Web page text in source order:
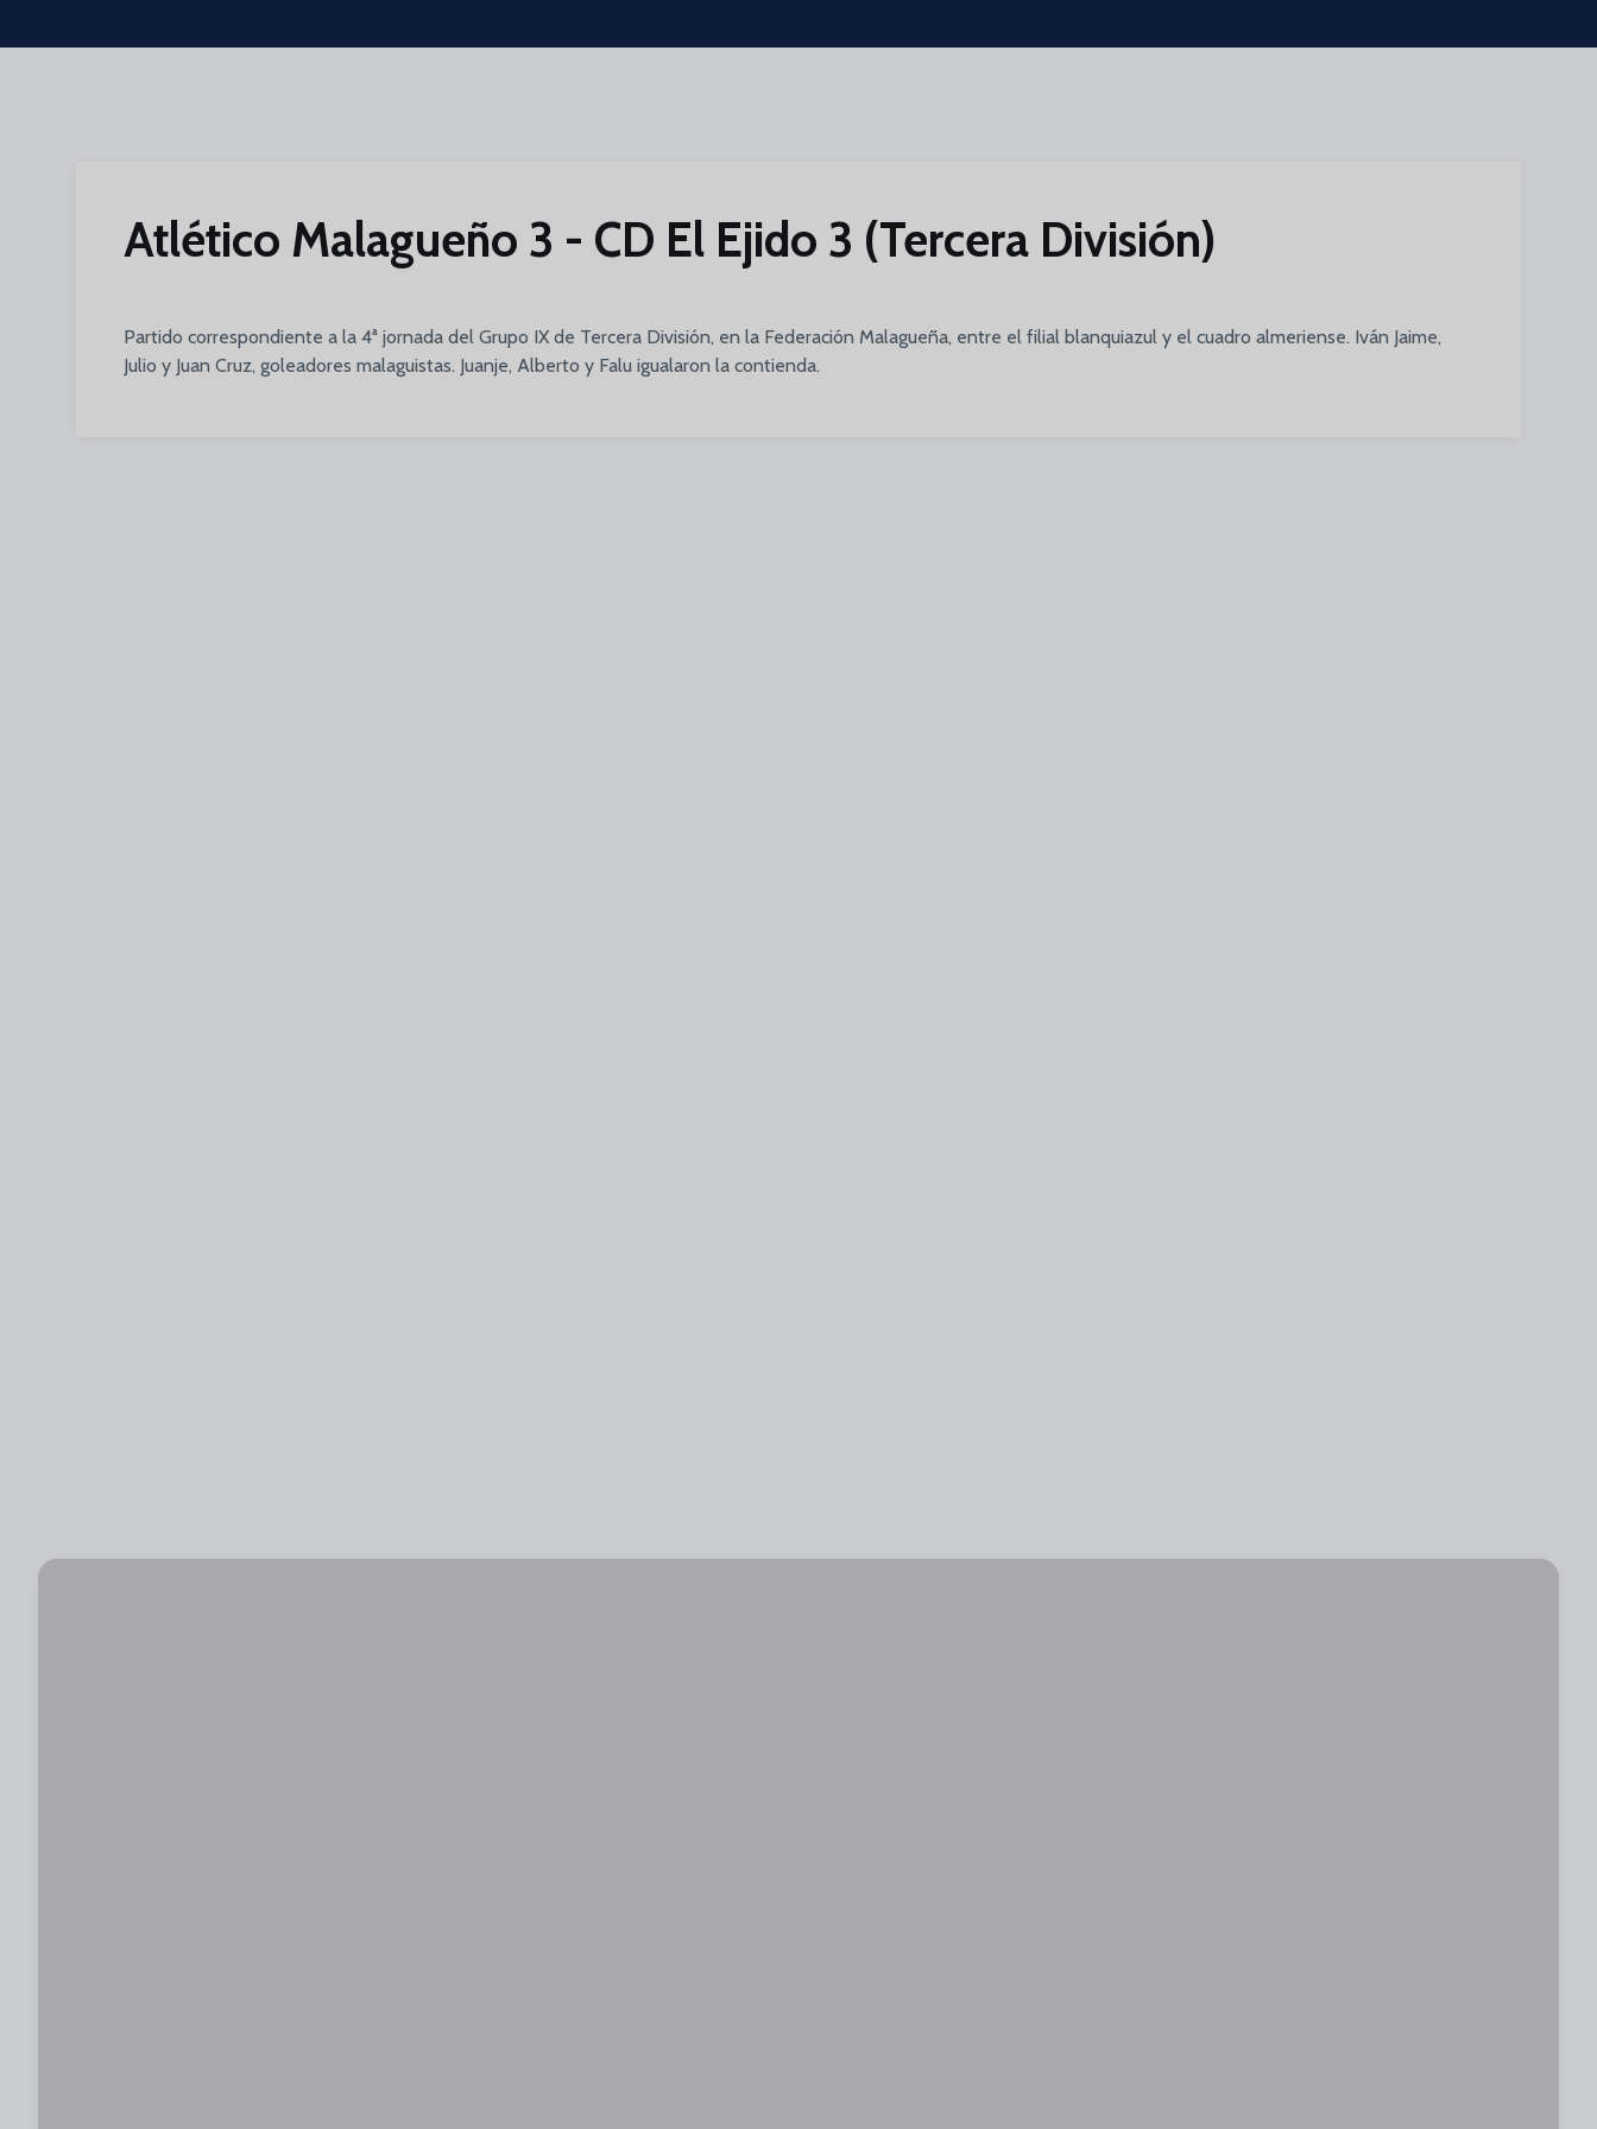
Skip to main content
Atlético Malagueño 3 - CD El Ejido 3 (Tercera División)
Partido correspondiente a la 4ª jornada del Grupo IX de Tercera División, en la Federación Malagueña, entre el filial blanquiazul y el cuadro almeriense. Iván Jaime,
Julio y Juan Cruz, goleadores malaguistas. Juanje, Alberto y Falu igualaron la contienda.